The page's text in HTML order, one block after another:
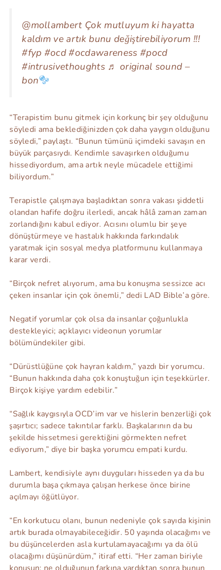
@mollambert Çok mutluyum ki hayatta
kaldım ve artık bunu değiştirebiliyorum !!!
#fyp #ocd #ocdawareness #pocd
#intrusivethoughts ♬ original sound –
bon
“Terapistim bunu gitmek için korkunç bir şey olduğunu
söyledi ama beklediğinizden çok daha yaygın olduğunu
söyledi,” paylaştı. “Bunun tümünü içimdeki savaşın en
büyük parçasıydı. Kendimle savaşırken olduğumu
hissediyordum, ama artık neyle mücadele ettiğimi
biliyordum.”
Terapistle çalışmaya başladıktan sonra vakası şiddetli
olandan hafife doğru ilerledi, ancak hâlâ zaman zaman
zorlandığını kabul ediyor. Acısını olumlu bir şeye
dönüştürmeye ve hastalık hakkında farkındalık
yaratmak için sosyal medya platformunu kullanmaya
karar verdi.
“Birçok nefret alıyorum, ama bu konuşma sessizce acı
çeken insanlar için çok önemli,” dedi LAD Bible’a göre.
Negatif yorumlar çok olsa da insanlar çoğunlukla
destekleyici; açıklayıcı videonun yorumlar
bölümündekiler gibi.
“Dürüstlüğüne çok hayran kaldım,” yazdı bir yorumcu.
“Bunun hakkında daha çok konuştuğun için teşekkürler.
Birçok kişiye yardım edebilir.”
“Sağlık kaygısıyla OCD’im var ve hislerin benzerliği çok
şaşırtıcı; sadece takıntılar farklı. Başkalarının da bu
şekilde hissetmesi gerektiğini görmekten nefret
ediyorum,” diye bir başka yorumcu empati kurdu.
Lambert, kendisiyle aynı duyguları hisseden ya da bu
durumla başa çıkmaya çalışan herkese önce birine
açılmayı öğütlüyor.
“En korkutucu olanı, bunun nedeniyle çok sayıda kişinin
artık burada olmayabileceğidir. 50 yaşında olacağımı ve
bu düşüncelerden asla kurtulamayacağımı ya da ölü
olacağımı düşünürdüm,” itiraf etti. “Her zaman biriyle